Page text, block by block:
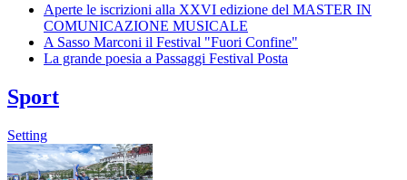
Aperte le iscrizioni alla XXVI edizione del MASTER IN
COMUNICAZIONE MUSICALE
A Sasso Marconi il Festival "Fuori Confine"
La grande poesia a Passaggi Festival Posta
Sport
Setting